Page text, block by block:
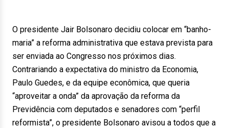
O presidente Jair Bolsonaro decidiu colocar em “banho-
maria” a reforma administrativa que estava prevista para
ser enviada ao Congresso nos próximos dias.
Contrariando a expectativa do ministro da Economia,
Paulo Guedes, e da equipe econômica, que queria
“aproveitar a onda” da aprovação da reforma da
Previdência com deputados e senadores com “perfil
reformista”, o presidente Bolsonaro avisou a todos que a